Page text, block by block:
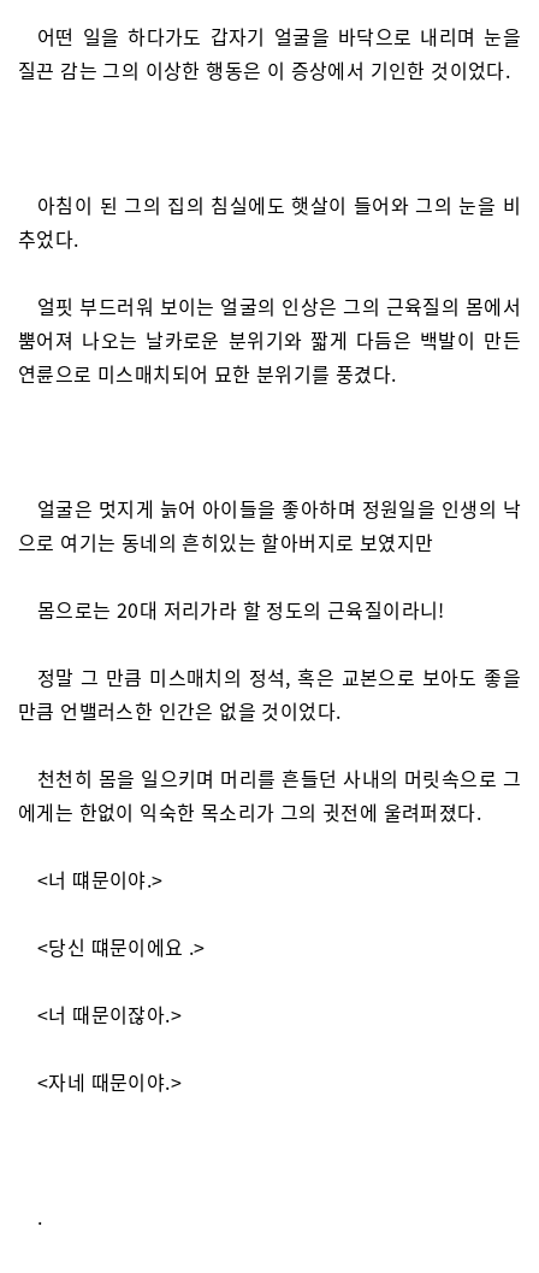
어떤 일을 하다가도 갑자기 얼굴을 바닥으로 내리며 눈을
질끈 감는 그의 이상한 행동은 이 증상에서 기인한 것이었다.
아침이 된 그의 집의 침실에도 햇살이 들어와 그의 눈을 비
추었다.
얼핏 부드러워 보이는 얼굴의 인상은 그의 근육질의 몸에서
뿜어져 나오는 날카로운 분위기와 짧게 다듬은 백발이 만든
연륜으로 미스매치되어 묘한 분위기를 풍겼다.
얼굴은 멋지게 늙어 아이들을 좋아하며 정원일을 인생의 낙
으로 여기는 동네의 흔히있는 할아버지로 보였지만
몸으로는 20대 저리가라 할 정도의 근육질이라니!
정말 그 만큼 미스매치의 정석, 혹은 교본으로 보아도 좋을
만큼 언밸러스한 인간은 없을 것이었다.
천천히 몸을 일으키며 머리를 흔들던 사내의 머릿속으로 그
에게는 한없이 익숙한 목소리가 그의 귓전에 울려퍼졌다.
<너 떄문이야.>
<당신 떄문이에요 .>
<너 때문이잖아.>
<자네 때문이야.>
.